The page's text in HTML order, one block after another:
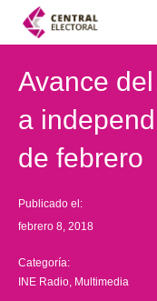
Avance
a
de febrero
Publicado el:
febrero 8, 2018
Categoría:
INE Radio Multimedia